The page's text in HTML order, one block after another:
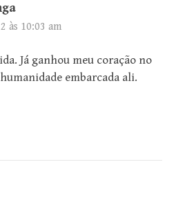
às 10:03 am
Já ganhou meu coração no
embarcada ali.